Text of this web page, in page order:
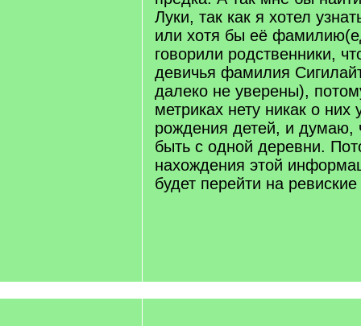
Луки, так как я хотел
или хотя бы её
говорили родственники,
девичья фамилия
далеко не уверены),
метриках нету никак о
рождения детей, и думаю,
быть с одной деревни.
нахождения этой
будет перейти на ревиские